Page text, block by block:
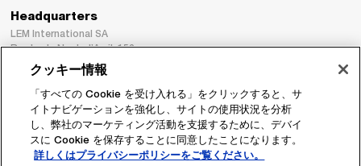
Headquarters
LEM International SA
Route du Nant-d’Avril, 152
1217 Meyrin
Switzerland
Tel. :
+41 22 706 11 11
Fax : +41 22 794 94 78
クッキー情報
「すべての Cookie を受け入れる」をクリックすると、サ
イトナビゲーションを強化し、サイトの使用状況を分析
し、弊社のマーケティング活動を支援するために、デバイ
スに Cookie を保存することに同意したことになります。
詳しくはプライバシーポリシーをご覧ください。